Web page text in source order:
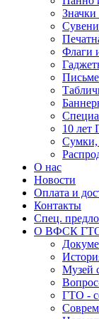
Значки
Флаги
10 лет
Сумки,
О нас
Новости
Оплата и
Контакты
Спец.
О ВФСК
Музей
ГТО -